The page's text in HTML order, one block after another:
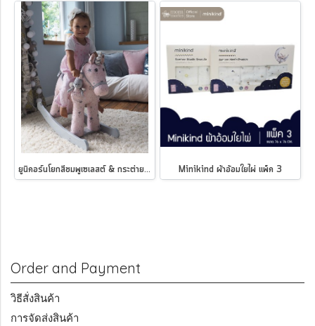
ยูนิคอร์นโยกสีชมพูเซเลสต์ & กระต่ายนางฟ้าเฟย์ Little Bird Told Me Celeste & Fae Rocking Unicorn - 12 เดือน ขึ้นไป Minikind ผ้าอ้อมใยไผ่ แพ็ค 3
Order and Payment
วิธีสั่งสินค้า
การจัดส่งสินค้า